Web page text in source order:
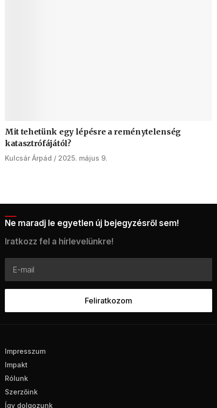
Mit tehetünk egy lépésre a reménytelenség
katasztrófájától?
Kulcsár Árpád 2025. május 9.
Ne maradj le egyetlen új bejegyzésről sem!
Iratkozz fel a hírlevelünkre!
Impresszum
Impakt
Rólunk
Szerzőink
Így dolgozunk